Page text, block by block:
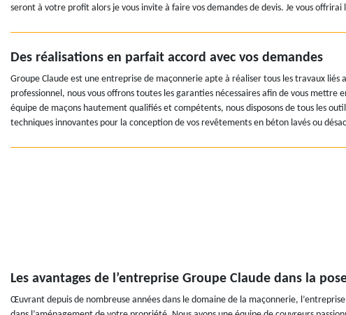
seront à votre profit alors je vous invite à faire vos demandes de devis. Je vous
Des réalisations en parfait accord avec vos demandes
Groupe Claude est une entreprise de maçonnerie apte à réaliser tous les travaux liés
professionnel, nous vous offrons toutes les garanties nécessaires afin de vous mettre
équipe de maçons hautement qualifiés et compétents, nous disposons de tous les
techniques innovantes pour la conception de vos revêtements en béton lavés ou
Les avantages de l’entreprise Groupe Claude dans la
Œuvrant depuis de nombreuse années dans le domaine de la maçonnerie,